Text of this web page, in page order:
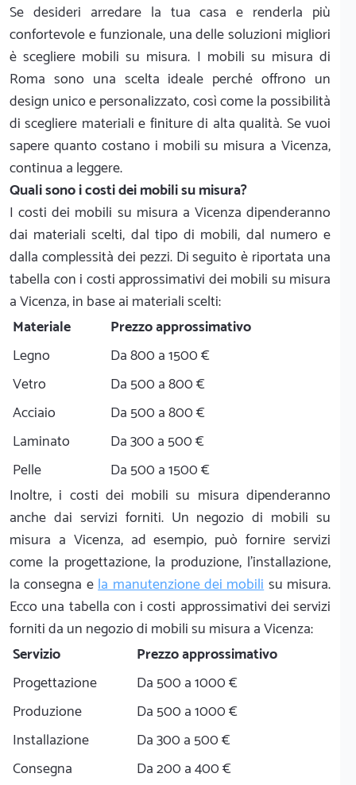
Se desideri arredare la tua casa e renderla più
confortevole e funzionale, una delle soluzioni migliori
è scegliere mobili su misura. I mobili su misura di
Roma sono una scelta ideale perché offrono un
design unico e personalizzato, così come la possibilità
di scegliere materiali e finiture di alta qualità. Se vuoi
sapere quanto costano i mobili su misura a Vicenza,
continua a leggere.
Quali sono i costi dei mobili su misura?
I costi dei mobili su misura a Vicenza dipenderanno
dai materiali scelti, dal tipo di mobili, dal numero e
dalla complessità dei pezzi. Di seguito è riportata una
tabella con i costi approssimativi dei mobili su misura
a Vicenza, in base ai materiali scelti:
Materiale
Prezzo approssimativo
Legno
Da 800 a 1500 €
Vetro
Da 500 a 800 €
Acciaio
Da 500 a 800 €
Laminato
Da 300 a 500 €
Pelle
Da 500 a 1500 €
Inoltre, i costi dei mobili su misura dipenderanno
anche dai servizi forniti. Un negozio di mobili su
misura a Vicenza, ad esempio, può fornire servizi
come la progettazione, la produzione, l'installazione,
la consegna ela manutenzione dei mobilisu misura.
Ecco una tabella con i costi approssimativi dei servizi
forniti da un negozio di mobili su misura a Vicenza:
Servizio
Prezzo approssimativo
Progettazione
Da 500 a 1000 €
Produzione
Da 500 a 1000 €
Installazione
Da 300 a 500 €
Consegna
Da 200 a 400 €